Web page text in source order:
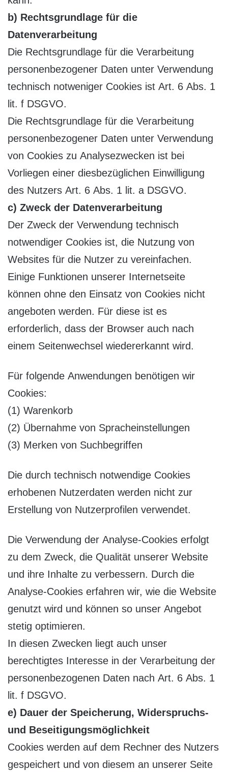
b) Rechtsgrundlage für die
Datenverarbeitung
Die Rechtsgrundlage für die Verarbeitung
personenbezogener Daten unter Verwendung
technisch notweniger Cookies ist Art. 6 Abs. 1
lit. f DSGVO.
Die Rechtsgrundlage für die Verarbeitung
personenbezogener Daten unter Verwendung
von Cookies zu Analysezwecken ist bei
Vorliegen einer diesbezüglichen Einwilligung
des Nutzers Art. 6 Abs. 1 lit. a DSGVO.
c) Zweck der Datenverarbeitung
Der Zweck der Verwendung technisch
notwendiger Cookies ist, die Nutzung von
Websites für die Nutzer zu vereinfachen.
Einige Funktionen unserer Internetseite
können ohne den Einsatz von Cookies nicht
angeboten werden. Für diese ist es
erforderlich, dass der Browser auch nach
einem Seitenwechsel wiedererkannt wird.
Für folgende Anwendungen benötigen wir
Cookies:
(1) Warenkorb
(2) Übernahme von Spracheinstellungen
(3) Merken von Suchbegriffen
Die durch technisch notwendige Cookies
erhobenen Nutzerdaten werden nicht zur
Erstellung von Nutzerprofilen verwendet.
Die Verwendung der Analyse-Cookies erfolgt
zu dem Zweck, die Qualität unserer Website
und ihre Inhalte zu verbessern. Durch die
Analyse-Cookies erfahren wir, wie die Website
genutzt wird und können so unser Angebot
stetig optimieren.
In diesen Zwecken liegt auch unser
berechtigtes Interesse in der Verarbeitung der
personenbezogenen Daten nach Art. 6 Abs. 1
lit. f DSGVO.
e) Dauer der Speicherung, Widerspruchs-
und Beseitigungsmöglichkeit
Cookies werden auf dem Rechner des Nutzers
gespeichert und von diesem an unserer Seite